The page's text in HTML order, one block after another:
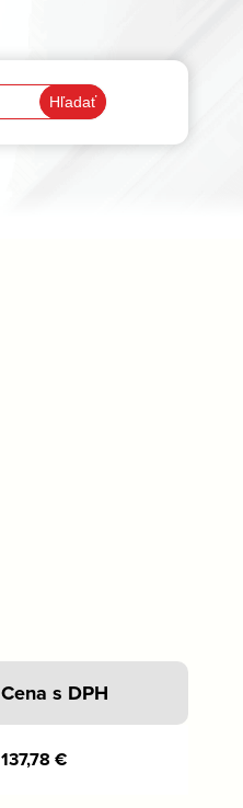
Cena s DPH
137,78 €